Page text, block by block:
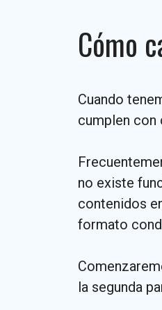
Cómo
Cuando
cumplen
no existe
contenidos
formato
la segunda